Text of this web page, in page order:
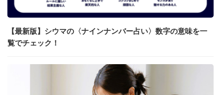
【最新版】シウマの〈ナインナンバー占い〉数字の意味を一
覧でチェック！